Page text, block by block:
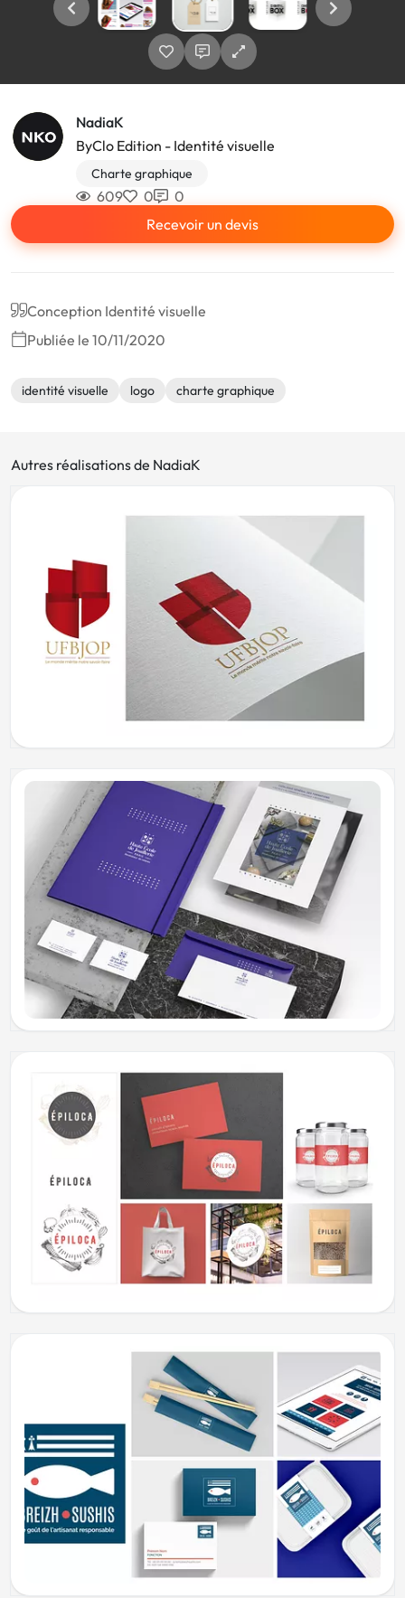
NadiaK
ByClo Edition - Identité visuelle
Charte graphique
609 0
0
Recevoir un devis
Conception Identité visuelle
Publiée le 10/11/2020
identité visuelle logo charte graphique
Autres réalisations de NadiaK